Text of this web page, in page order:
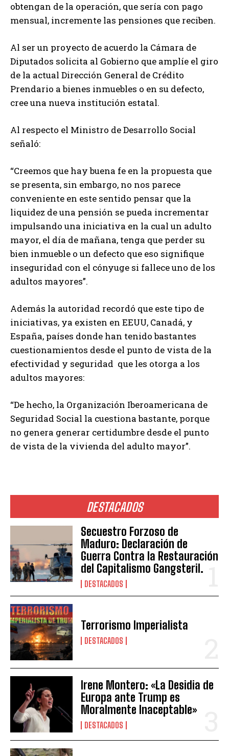
DESTACADOS
Secuestro Forzoso de
Maduro: Declaración de
Guerra Contra la Restauración
del Capitalismo Gangsteril.
DESTACADOS
Terrorismo Imperialista
DESTACADOS
Irene Montero: «La Desidia de
Europa ante Trump es
Moralmente Inaceptable»
DESTACADOS
obtengan de la operación, que sería con pago
mensual, incremente las pensiones que reciben.
Al ser un proyecto de acuerdo la Cámara de
Diputados solicita al Gobierno que amplíe el giro
de la actual Dirección General de Crédito
Prendario a bienes inmuebles o en su defecto,
cree una nueva institución estatal.
Al respecto el Ministro de Desarrollo Social
señaló:
“Creemos que hay buena fe en la propuesta que
se presenta, sin embargo, no nos parece
conveniente en este sentido pensar que la
liquidez de una pensión se pueda incrementar
impulsando una iniciativa en la cual un adulto
mayor, el día de mañana, tenga que perder su
bien inmueble o un defecto que eso signifique
inseguridad con el cónyuge si fallece uno de los
adultos mayores”.
Además la autoridad recordó que este tipo de
iniciativas, ya existen en EEUU, Canadá, y
España, países donde han tenido bastantes
cuestionamientos desde el punto de vista de la
efectividad y seguridad que les otorga a los
adultos mayores:
“De hecho, la Organización Iberoamericana de
Seguridad Social la cuestiona bastante, porque
no genera generar certidumbre desde el punto
de vista de la vivienda del adulto mayor”.